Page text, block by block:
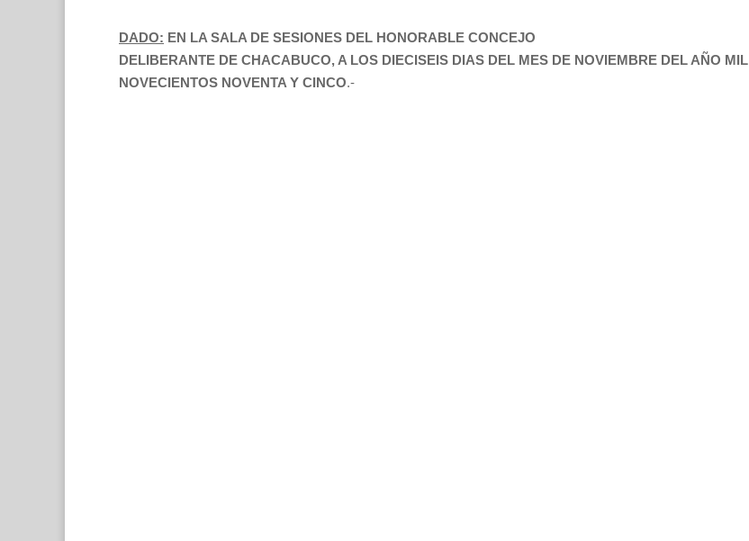
DADO: EN LA SALA DE SESIONES DEL HONORABLE CONCEJO
DELIBERANTE DE CHACABUCO, A LOS DIECISEIS DIAS DEL MES DE NOVIEMBRE DEL AÑO MIL
NOVECIENTOS NOVENTA Y CINCO.-